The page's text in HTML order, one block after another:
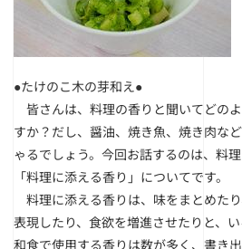
●たけのこ木の芽和え●
皆さんは、料理の香りと聞いてどの
すか？だし、醤油、焼き魚、焼き肉な
ゃるでしょう。今回お話するのは、料
「料理に添える香り」についてです。
料理に添える香りは、味をまとめた
表現したり、食欲を増進させたりと、い
和食で使用する香りは数が多く、書き